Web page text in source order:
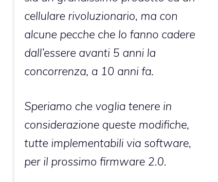
cellulare rivoluzionario, ma con
alcune pecche che lo fanno cadere
dall’essere avanti 5 anni la
concorrenza, a 10 anni fa.
Speriamo che voglia tenere in
considerazione queste modifiche,
tutte implementabili via software,
per il prossimo firmware 2.0.